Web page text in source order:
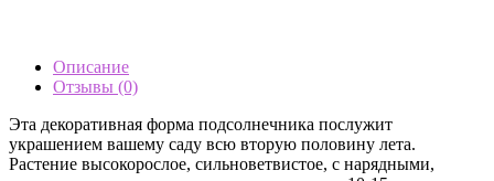
Описание
Отзывы (0)
Эта декоративная форма подсолнечника послужит
украшением вашему саду всю вторую половину лета.
Растение высокорослое, сильноветвистое, с нарядными,